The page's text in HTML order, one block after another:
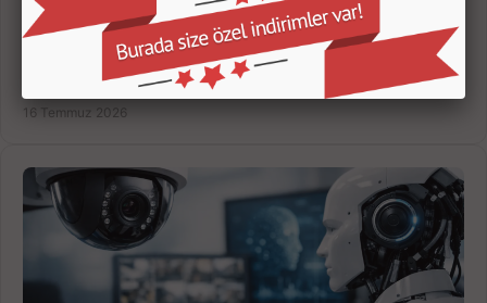
Kamera Kayıt Cihazı İncelemesi Nasıl Yapılır?
Kamera kayıt cihazı incelemesi yaparken kanal sayısı,
çözünürlük, disk kapasitesi ve uzaktan erişimi birlikte
değerlendirin; bütçenizi doğru yönetin.
16 Temmuz 2026